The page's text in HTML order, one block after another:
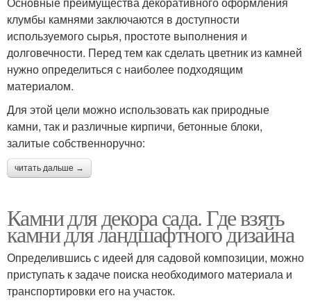
клумбы камнями заключаются в доступности
используемого сырья, простоте выполнения и
долговечности. Перед тем как сделать цветник из камней
нужно определиться с наиболее подходящим
материалом.
Для этой цели можно использовать как природные
камни, так и различные кирпичи, бетонные блоки,
залитые собственноручно:
читать дальше →
Камни для декора сада. Где взять
камни для ландшафтного дизайна
Определившись с идеей для садовой композиции, можно
приступать к задаче поиска необходимого материала и
транспортировки его на участок.